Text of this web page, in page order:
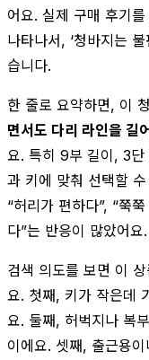
어요. 실제 구매 후기
나타나서, ‘청바지는
습니다.
한 줄로 요약하면, 이
면서도 다리 라인을 길
요. 특히 9부 길이, 3단
과 키에 맞춰 선택할
“허리가 편하다”, “쭉
다”는 반응이 많았어요.
검색 의도를 보면 이
요. 첫째, 키가 작은데
요. 둘째, 허벅지나 복
이에요. 셋째, 출근용